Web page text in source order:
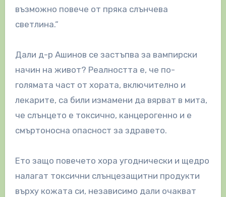
възможно повече от пряка слънчева
светлина.“
Дали д-р Ашинов се застъпва за вампирски
начин на живот? Реалността е, че по-
голямата част от хората, включително и
лекарите, са били измамени да вярват в мита,
че слънцето е токсично, канцерогенно и е
смъртоносна опасност за здравето.
Ето защо повечето хора угоднически и щедро
налагат токсични слънцезащитни продукти
върху кожата си, независимо дали очакват